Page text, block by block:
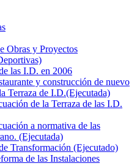
Obras y Proyectos
las I.D. en 2006
y construcción de nuevo
Terraza de I.D.(Ejecutada)
de la Terraza de las I.D.
a normativa de las
(Ejecutada)
Transformación (Ejecutado)
de las Instalaciones